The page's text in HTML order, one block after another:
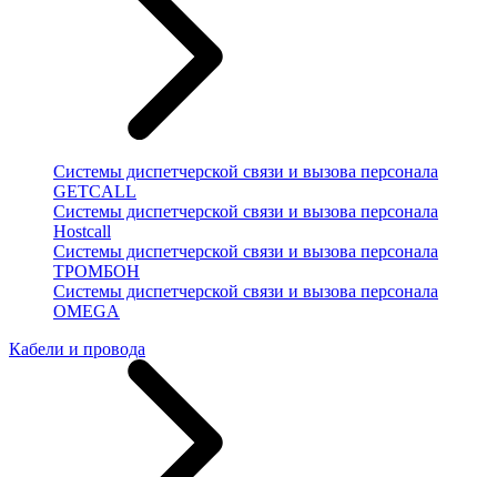
Системы диспетчерской связи и вызова персонала
GETCALL
Системы диспетчерской связи и вызова персонала
Hostcall
Системы диспетчерской связи и вызова персонала
ТРОМБОН
Системы диспетчерской связи и вызова персонала
OMEGA
Кабели и провода